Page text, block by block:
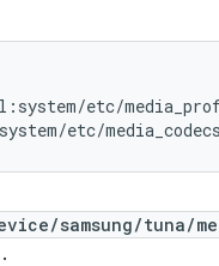
etc/
samsung/tuna/
.